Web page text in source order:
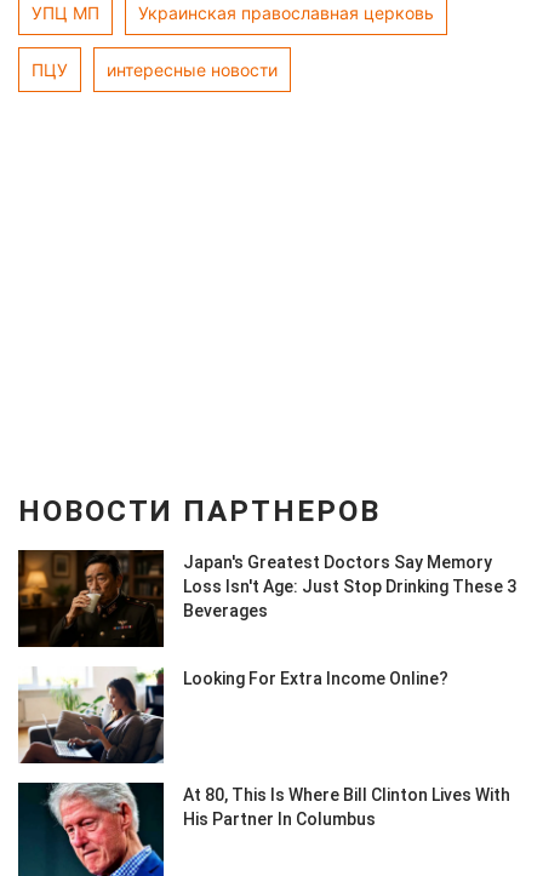
УПЦ МП Украинская православная церковь
ПЦУ интересные новости